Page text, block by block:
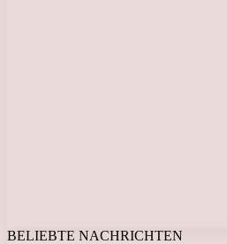
BELIEBTE NACHRICHTEN